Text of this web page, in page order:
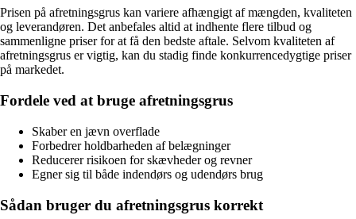
Prisen på afretningsgrus kan variere afhængigt af mængden, kvaliteten
og leverandøren. Det anbefales altid at indhente flere tilbud og
sammenligne priser for at få den bedste aftale. Selvom kvaliteten af
afretningsgrus er vigtig, kan du stadig finde konkurrencedygtige priser
på markedet.
Fordele ved at bruge afretningsgrus
Skaber en jævn overflade
Forbedrer holdbarheden af belægninger
Reducerer risikoen for skævheder og revner
Egner sig til både indendørs og udendørs brug
Sådan bruger du afretningsgrus korrekt